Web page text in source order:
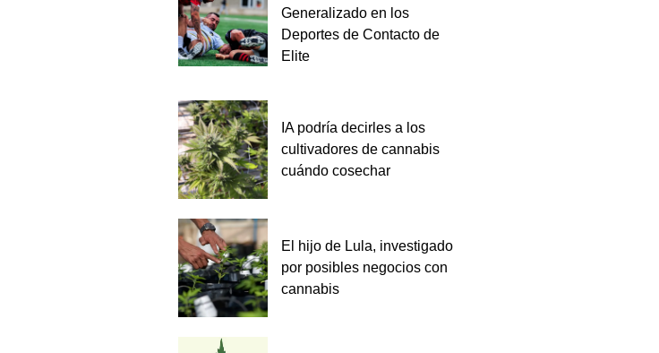
Generalizado en los
Deportes de Contacto de
Elite
IA podría decirles a los
cultivadores de cannabis
cuándo cosechar
El hijo de Lula, investigado
por posibles negocios con
cannabis